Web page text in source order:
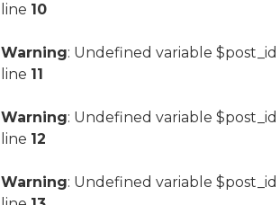
line 10
Warning: Undefined variable
line 11
Warning: Undefined variable
line 12
Warning: Undefined variable